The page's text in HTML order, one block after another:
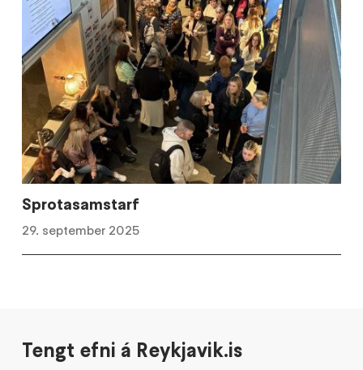
Sprotasamstarf
29. september 2025
Tengt efni á Reykjavik.is